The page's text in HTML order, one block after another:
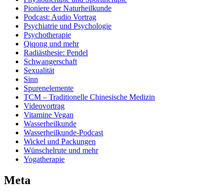
Pioniere der Naturheilkunde
Podcast: Audio Vortrag
Psychiatrie und Psychologie
Psychotherapie
Qiqong und mehr
Radiästhesie: Pendel
Schwangerschaft
Sexualität
Sinn
Spurenelemente
TCM – Traditionelle Chinesische Medizin
Videovortrag
Vitamine Vegan
Wasserheilkunde
Wasserheilkunde-Podcast
Wickel und Packungen
Wünschelrute und mehr
Yogatherapie
Meta